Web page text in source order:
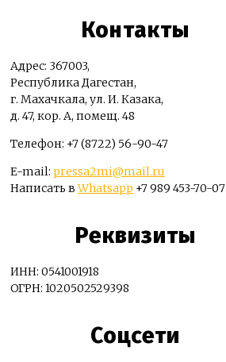
Контакты
Адрес: 367003,
Республика Дагестан,
г. Махачкала, ул. И. Казака,
д. 47, кор. А, помещ. 48
Телефон: +7 (8722) 56-90-47
E-mail: pressa2mi@mail.ru
Написать вWhatsapp +7 989 453-70-07
Реквизиты
ИНН: 0541001918
ОГРН: 1020502529398
Соцсети